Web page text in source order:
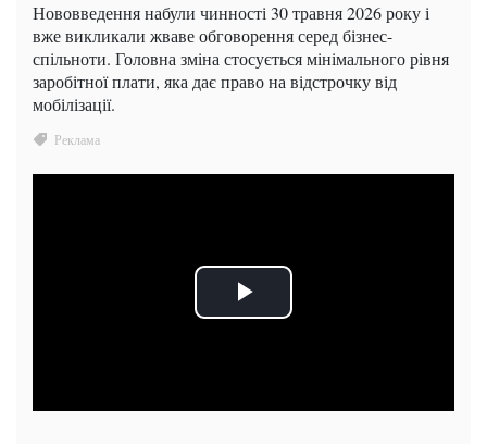
Нововведення набули чинності 30 травня 2026 року і
вже викликали жваве обговорення серед бізнес-
спільноти. Головна зміна стосується мінімального рівня
заробітної плати, яка дає право на відстрочку від
мобілізації.